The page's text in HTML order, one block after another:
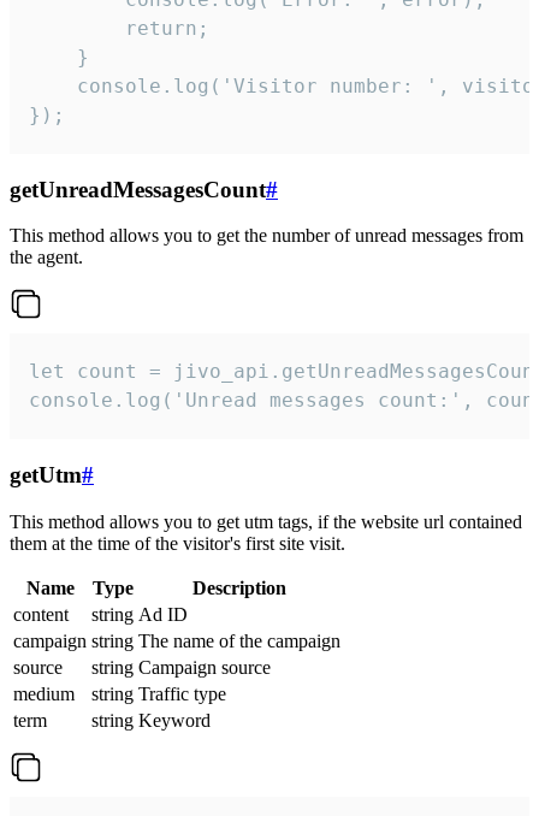
        return;
    }
console.log('Visitor number: ',
});
getUnreadMessagesCount#
This method allows you to get the number of unread messages from
the agent.
let count =
console.log('Unread messages count:',
getUtm#
This method allows you to get utm tags, if the website url contained
them at the time of the visitor's first site visit.
Name Type
Description
content
string Ad ID
campaign string The name of the campaign
source
string Campaign source
medium
string Traffic type
term
string Keyword